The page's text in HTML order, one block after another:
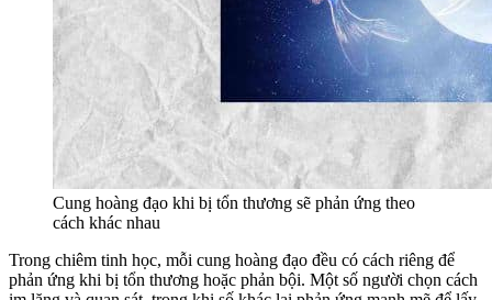
Cung hoàng đạo khi bị tổn thương sẽ phản ứng theo
cách khác nhau
Trong chiêm tinh học, mỗi cung hoàng đạo đều có cách riêng để
phản ứng khi bị tổn thương hoặc phản bội. Một số người chọn cách